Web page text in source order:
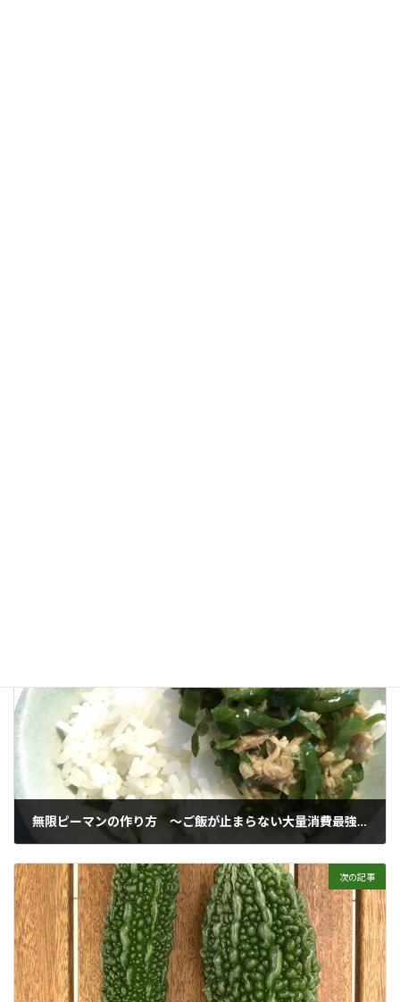
無限ピーマンの作り方 ～ご飯が止まらない大量消費最強レシピ
次の記事